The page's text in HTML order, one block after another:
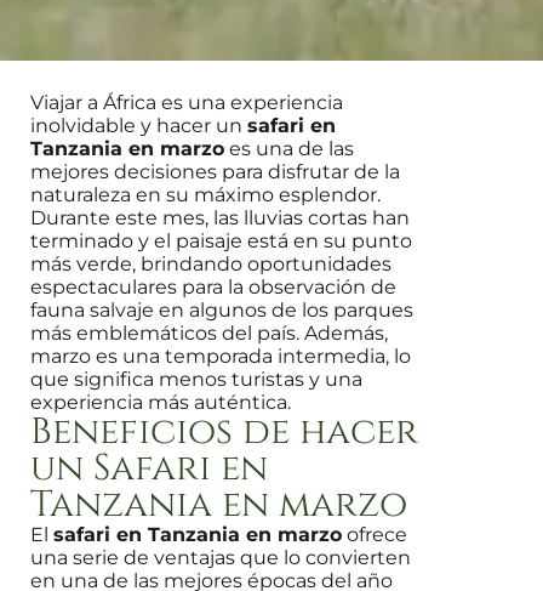
Viajar a África es una experiencia
inolvidable y hacer un safari en
Tanzania en marzo es una de las
mejores decisiones para disfrutar de la
naturaleza en su máximo esplendor.
Durante este mes, las lluvias cortas han
terminado y el paisaje está en su punto
más verde, brindando oportunidades
espectaculares para la observación de
fauna salvaje en algunos de los parques
más emblemáticos del país. Además,
marzo es una temporada intermedia, lo
que significa menos turistas y una
experiencia más auténtica.
Beneficios de hacer
un Safari en
Tanzania en marzo
El safari en Tanzania en marzo ofrece
una serie de ventajas que lo convierten
en una de las mejores épocas del año